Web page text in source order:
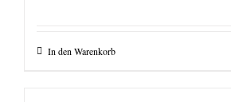
In den Warenkorb